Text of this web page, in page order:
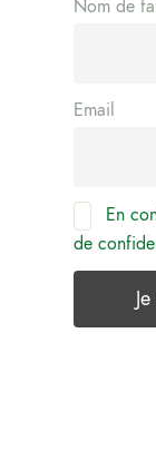
Nom de
Email
En
de